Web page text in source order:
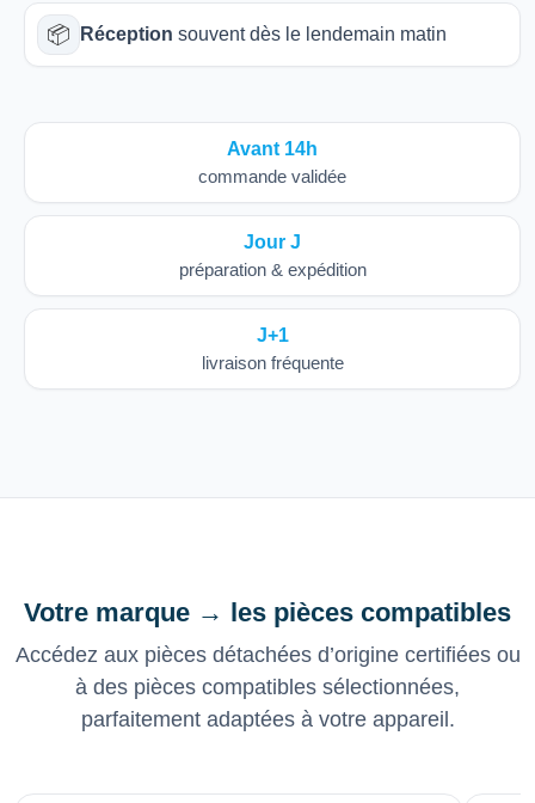
📦 Réception souvent dès le lendemain matin
Avant 14h
commande validée
Jour J
préparation & expédition
J+1
livraison fréquente
Votre marque → les pièces compatibles
Accédez aux pièces détachées d’origine certifiées ou
à des pièces compatibles sélectionnées,
parfaitement adaptées à votre appareil.